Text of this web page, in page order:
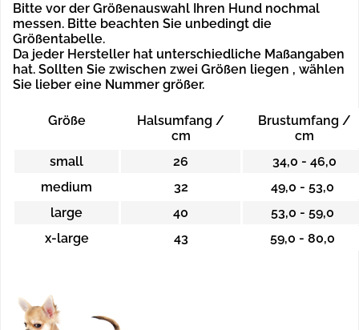
Bitte vor der Größenauswahl Ihren Hund nochmal
messen. Bitte beachten Sie unbedingt die
Größentabelle.
Da jeder Hersteller hat unterschiedliche Maßangaben
hat. Sollten Sie zwischen zwei Größen liegen , wählen
Sie lieber eine Nummer größer.
Größe
Halsumfang /
cm
Brustumfang /
cm
small
26
34,0 - 46,0
medium
32
49,0 - 53,0
large
40
53,0 - 59,0
x-large
43 59,0 - 80,0